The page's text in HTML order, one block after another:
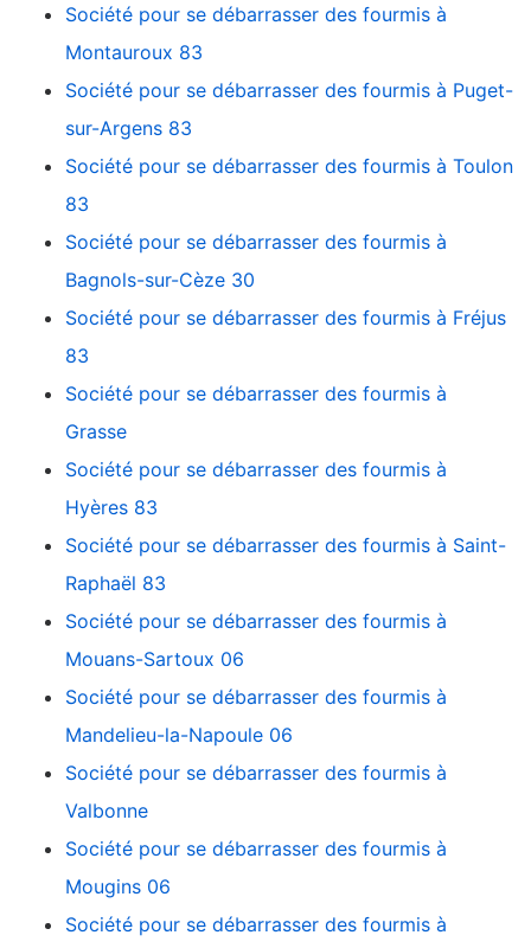
Société pour se débarrasser des fourmis à
Montauroux 83
Société pour se débarrasser des fourmis à Puget-
sur-Argens 83
Société pour se débarrasser des fourmis à Toulon
83
Société pour se débarrasser des fourmis à
Bagnols-sur-Cèze 30
Société pour se débarrasser des fourmis à Fréjus
83
Société pour se débarrasser des fourmis à
Grasse
Société pour se débarrasser des fourmis à
Hyères 83
Société pour se débarrasser des fourmis à Saint-
Raphaël 83
Société pour se débarrasser des fourmis à
Mouans-Sartoux 06
Société pour se débarrasser des fourmis à
Mandelieu-la-Napoule 06
Société pour se débarrasser des fourmis à
Valbonne
Société pour se débarrasser des fourmis à
Mougins 06
Société pour se débarrasser des fourmis à